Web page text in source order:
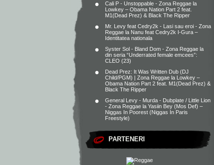
Cali P - Unstoppable - Zona Reggae la
Lowkey – Obama Nation Part 2 feat.
M1(Dead Prez) & Black The Ripper
Mr. Levy feat Cedry2k - Lasi sau eroi - Zona
Reggae la Nanu feat Cedry2k I-Gura –
Identitatea nationala
Syster Sol - Bland Dom - Zona Reggae la
din seria “Underrated female emcees”:
CLEO (23)
Dead Prez: It Was Written Dub (DJ
Child/PGM) | Zona Reggae la Lowkey –
Obama Nation Part 2 feat. M1(Dead Prez) &
Black The Ripper
General Levy - Murda - Dubplate / Little Lion
- Zona Reggae la Yasiin Bey (Mos Def) –
Niggas In Poorest (Niggas In Paris
Freestyle)
PARTENERI